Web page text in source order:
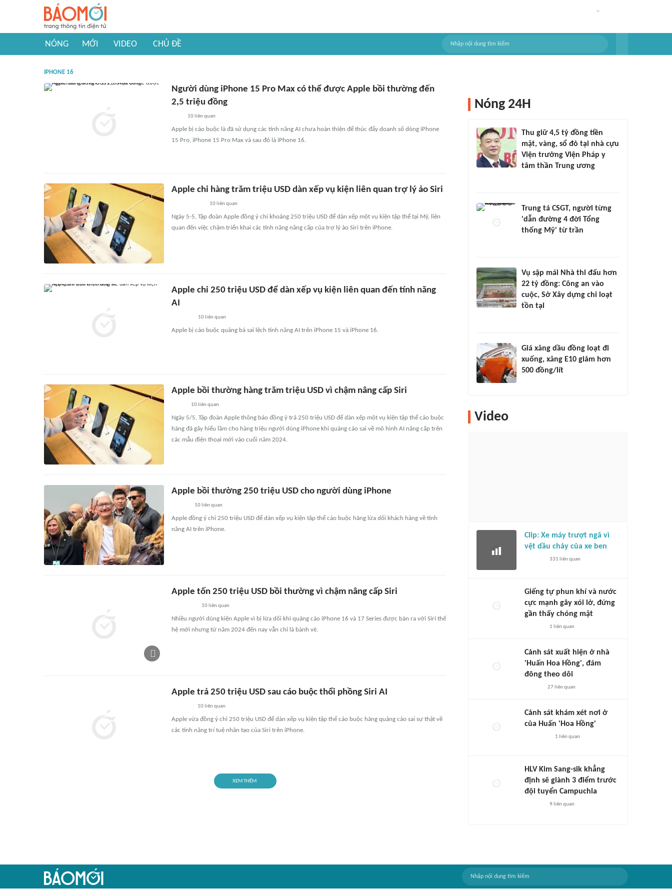
NÓNG MỚI VIDEO CHỦ ĐỀ
IPHONE 16
Người dùng iPhone 15 Pro Max có thể được Apple bồi thường đến
2,5 triệu đồng
10 liên quan
Apple bị cáo buộc là đã sử dụng các tính năng AI chưa hoàn thiện để thúc đẩy doanh số dòng iPhone
15 Pro, iPhone 15 Pro Max và sau đó là iPhone 16.
Apple chi hàng trăm triệu USD dàn xếp vụ kiện liên quan trợ lý ảo Siri
10 liên quan
Ngày 5-5, Tập đoàn Apple đồng ý chi khoảng 250 triệu USD để dàn xếp một vụ kiện tập thể tại Mỹ, liên
quan đến việc chậm triển khai các tính năng nâng cấp của trợ lý ảo Siri trên iPhone.
Apple chi 250 triệu USD để dàn xếp vụ kiện liên quan đến tính năng
AI
10liên quan
Apple bị cáo buộc quảng bá sai lệch tính năng AI trên iPhone 15 và iPhone 16.
Apple bồi thường hàng trăm triệu USD vì chậm nâng cấp Siri
10 liên quan
Ngày 5/5, Tập đoàn Apple thông báo đồng ý trả 250 triệu USD để dàn xếp một vụ kiện tập thể cáo buộc
hãng đã gây hiểu lầm cho hàng triệu người dùng iPhone khi quảng cáo sai về mô hình AI nâng cấp trên
các mẫu điện thoại mới vào cuối năm 2024.
Apple bồi thường 250 triệu USD cho người dùng iPhone
10liên quan
Apple đồng ý chi 250 triệu USD để dàn xếp vụ kiện tập thể cáo buộc hãng lừa dối khách hàng về tính
năng AI trên iPhone.
Apple tốn 250 triệu USD bồi thường vì chậm nâng cấp Siri
10 liên quan
Nhiều người dùng kiện Apple vì bị lừa dối khi quảng cáo iPhone 16 và 17 Series được bán ra với Siri thế
hệ mới nhưng từ năm 2024 đến nay vẫn chỉ là bánh vẽ.
Apple trả 250 triệu USD sau cáo buộc thổi phồng Siri AI
10liên quan
Apple vừa đồng ý chi 250 triệu USD để dàn xếp vụ kiện tập thể cáo buộc hãng quảng cáo sai sự thật về
các tính năng trí tuệ nhân tạo của Siri trên iPhone.
XEM THÊM
Nóng 24H
Thu giữ 4,5 tỷ đồng tiền
mặt, vàng, sổ đỏ tại nhà cựu
Viện trưởng Viện Pháp y
tâm thần Trung ương
Trung tá CSGT, người từng
'dẫn đường 4 đời Tổng
thống Mỹ' từ trần
Vụ sập mái Nhà thi đấu hơn
22 tỷ đồng: Công an vào
cuộc, Sở Xây dựng chỉ loạt
tồn tại
Giá xăng dầu đồng loạt đi
xuống, xăng E10 giảm hơn
500 đồng/lít
Video
Clip: Xe máy trượt ngã vì
vệt dầu chảy của xe ben
331 liên quan
Giếng tự phun khí và nước
cực mạnh gây xói lở, đứng
gần thấy chóng mặt
1 liên quan
Cảnh sát xuất hiện ở nhà
'Huấn Hoa Hồng', đám
đông theo dõi
27liên quan
Cảnh sát khám xét nơi ở
của Huấn 'Hoa Hồng'
1 liên quan
HLV Kim Sang-sik khẳng
định sẽ giành 3 điểm trước
đội tuyển Campuchia
9 liên quan